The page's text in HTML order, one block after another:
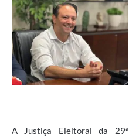
A Justiça Eleitoral da 29ª